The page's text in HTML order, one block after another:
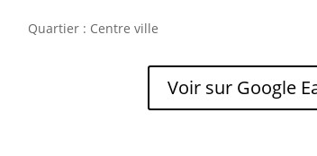
Quartier : Centre ville
Voir sur Google